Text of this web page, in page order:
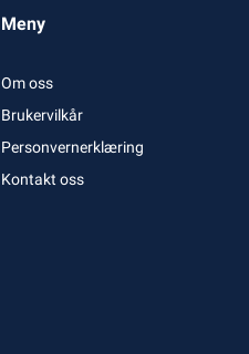
Meny
Om oss
Brukervilkår
Personvernerklæring
Kontakt oss